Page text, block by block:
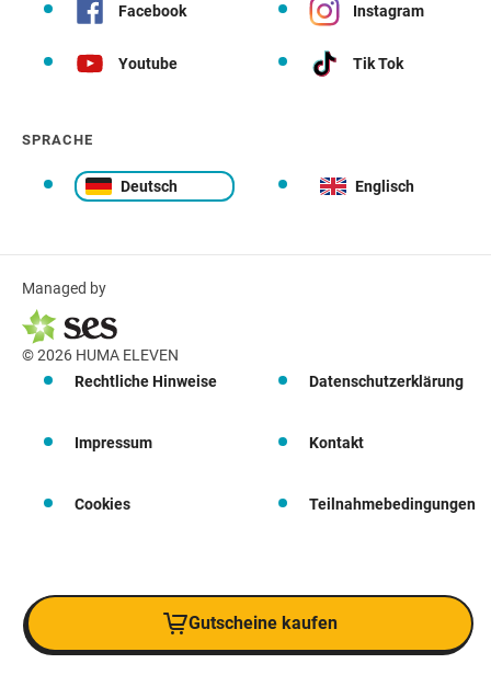
Facebook Instagram
Youtube Tik Tok
SPRACHE
Deutsch Englisch
Managed by
© 2026 HUMA ELEVEN
Rechtliche Hinweise
Datenschutzerklärung
Impressum Kontakt
Cookies Teilnahmebedingungen
Gutscheine kaufen